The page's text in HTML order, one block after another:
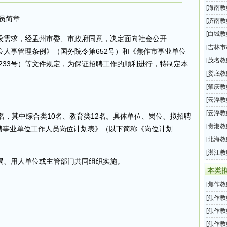
简章
求，经孟州市委、市政府同意，决定面向社会公开
事管理条例》（国务院令第652号）和《焦作市事业单位
号）等文件规定，为保证招聘工作的顺利进行，特制定本
，其中综合类10名、教育类12名。具体单位、岗位、拟招聘
业单位工作人员岗位计划表》（以下简称《岗位计划
用人单位或主管部门共同组织实施。
业单位
[海南
师招聘
[济南
师招聘
[白城
业单位
[吉林
位教师
[茂名
2024
[娄底
教师招
[肇庆
师招聘
[云浮
公告（
[云浮
公告（
[贵港
南县中
[北海
园教师
[湛江
小学教
本类
[焦作
业单位
[焦作
2023
[焦作
2024
[焦作